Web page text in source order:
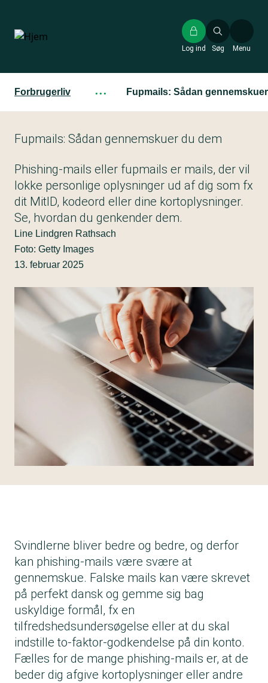
hovedindhold
Søg
Log ind Menu
Forbrugerliv ··· Fupmails: Sådan
Fupmails: Sådan gennemskuer du dem
Phishing-mails eller fupmails er mails, der vil
lokke personlige oplysninger ud af dig som fx
dit MitID, kodeord eller dine kortoplysninger.
Se, hvordan du genkender dem.
Line Lindgren Rathsach
Foto: Getty Images
13. februar 2025
Svindlerne bliver bedre og bedre, og derfor
kan phishing-mails være svære at
gennemskue. Falske mails kan være skrevet
på perfekt dansk og gemme sig bag
uskyldige formål, fx en
tilfredshedsundersøgelse eller at du skal
indstille to-faktor-godkendelse på din konto.
Fælles for de mange phishing-mails er, at de
beder dig afgive kortoplysninger eller andre